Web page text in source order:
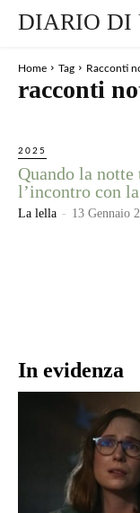
DIARIO DI
Home Tag Racconti
racconti
2025
Quando la
l’incontro con
La lella - 13 Gennaio
In evidenza